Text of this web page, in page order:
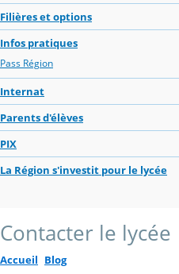
Filières et options
Infos pratiques
Pass Région
Internat
Parents d'élèves
PIX
La Région s'investit pour le lycée
Contacter le lycée
Accueil Blog